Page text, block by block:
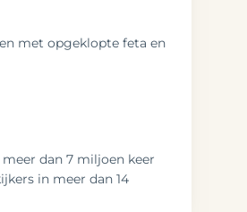
met opgeklopte feta en
dan 7 miljoen keer
in meer dan 14